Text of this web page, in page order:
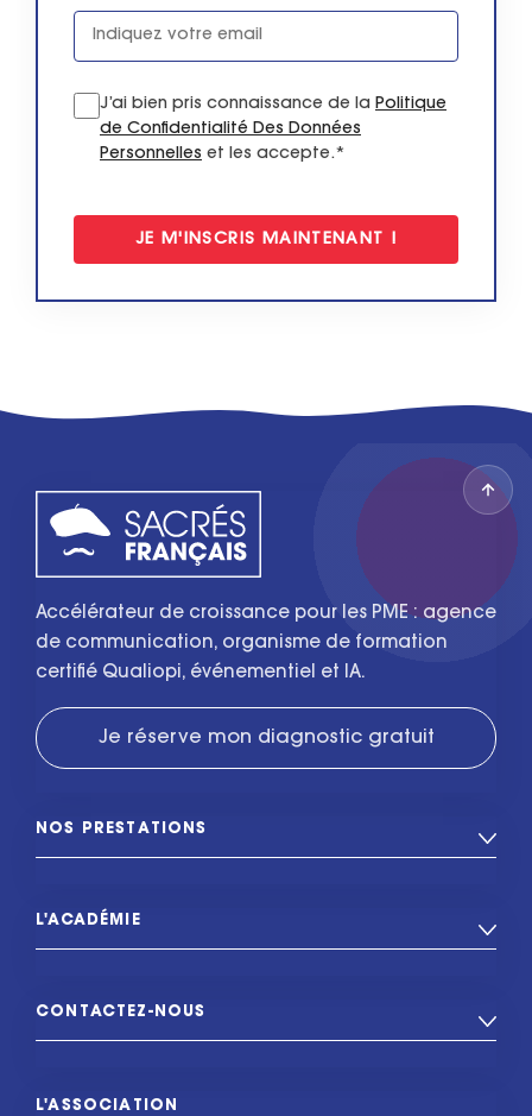
J’ai bien pris connaissance de la Politique
de Confidentialité Des Données
Personnelles et les accepte.*
Accélérateur de croissance pour les PME : agence
de communication, organisme de formation
certifié Qualiopi, événementiel et IA.
Je réserve mon diagnostic gratuit
NOS PRESTATIONS
L'ACADÉMIE
CONTACTEZ-NOUS
L'ASSOCIATION